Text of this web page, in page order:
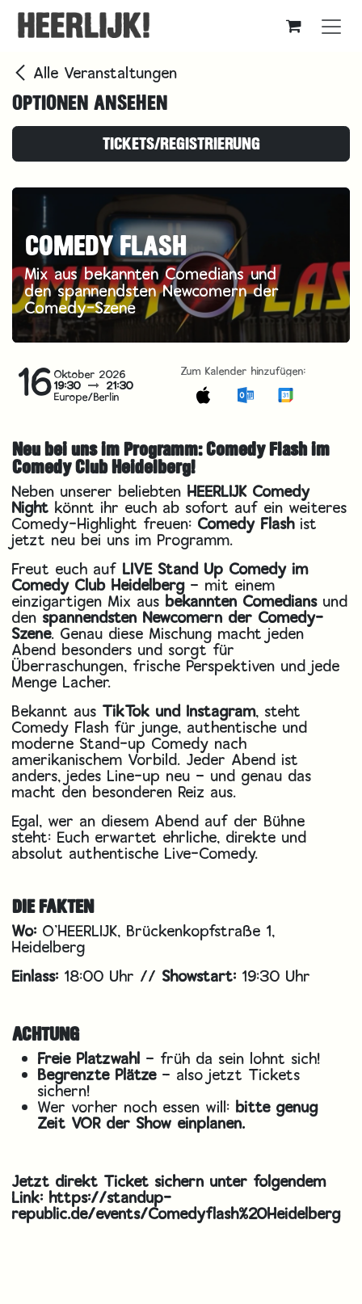
Zum Inhalt springen
Alle Veranstaltungen
OPTIONEN ANSEHEN
TICKETS/REGISTRIERUNG
COMEDY FLASH
Mix aus bekannten Comedians und
den spannendsten Newcomern der
Comedy-Szene
16Oktober 2026
19:30 21:30
Europe/Berlin
Zum Kalender hinzufügen:
Neu bei uns im Programm: Comedy Flash im
Comedy Club Heidelberg!
Neben unserer beliebten HEERLIJK Comedy
Night könnt ihr euch ab sofort auf ein weiteres
Comedy-Highlight freuen: Comedy Flash ist
jetzt neu bei uns im Programm.
Freut euch auf LIVE Stand Up Comedy im
Comedy Club Heidelberg – mit einem
einzigartigen Mix aus bekannten Comedians und
den spannendsten Newcomern der Comedy-
Szene. Genau diese Mischung macht jeden
Abend besonders und sorgt für
Überraschungen, frische Perspektiven und jede
Menge Lacher.
Bekannt aus TikTok und Instagram, steht
Comedy Flash für junge, authentische und
moderne Stand-up Comedy nach
amerikanischem Vorbild. Jeder Abend ist
anders, jedes Line-up neu – und genau das
macht den besonderen Reiz aus.
Egal, wer an diesem Abend auf der Bühne
steht: Euch erwartet ehrliche, direkte und
absolut authentische Live-Comedy.
DIE FAKTEN
Wo: O’HEERLIJK, Brückenkopfstraße 1,
Heidelberg
Einlass: 18:00 Uhr // Showstart: 19:30 Uhr
ACHTUNG
Freie Platzwahl – früh da sein lohnt sich!
Begrenzte Plätze – also jetzt Tickets
sichern!
Wer vorher noch essen will: bitte genug
Zeit VOR der Show einplanen.
Jetzt direkt Ticket sichern unter folgendem
Link: https://standup-
republic.de/events/Comedyflash%20Heidelberg